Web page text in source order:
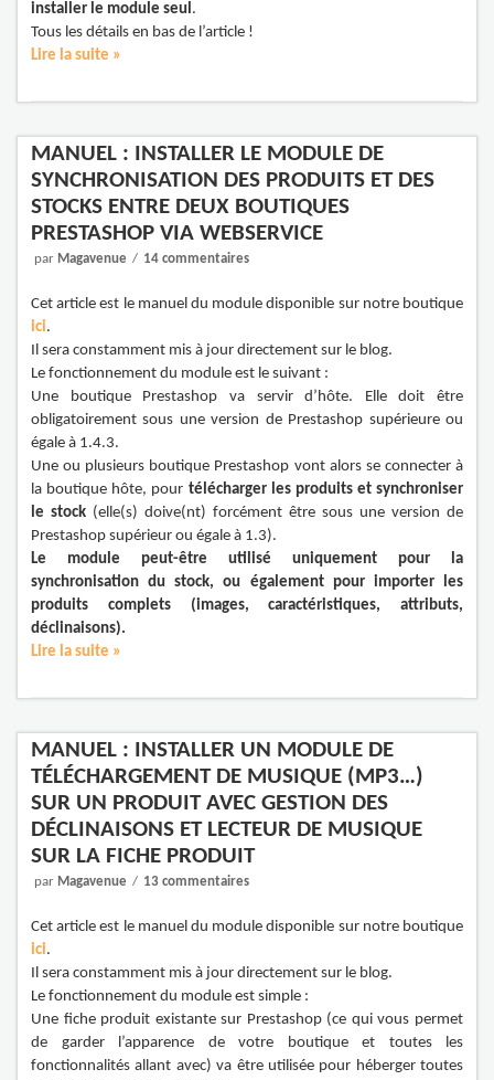
installer le module seul.
Tous les détails en bas de l’article !
Lire la suite »
MANUEL : INSTALLER LE MODULE DE
SYNCHRONISATION DES PRODUITS ET DES
STOCKS ENTRE DEUX BOUTIQUES
PRESTASHOP VIA WEBSERVICE
par Magavenue 14 commentaires
Cet article est le manuel du module disponible sur notre boutique
ici.
Il sera constamment mis à jour directement sur le blog.
Le fonctionnement du module est le suivant :
Une boutique Prestashop va servir d’hôte. Elle doit être
obligatoirement sous une version de Prestashop supérieure ou
égale à 1.4.3.
Une ou plusieurs boutique Prestashop vont alors se connecter à
la boutique hôte, pour télécharger les produits et synchroniser
le stock (elle(s) doive(nt) forcément être sous une version de
Prestashop supérieur ou égale à 1.3).
Le module peut-être utilisé uniquement pour la
synchronisation du stock, ou également pour importer les
produits complets (images, caractéristiques, attributs,
déclinaisons).
Lire la suite »
MANUEL : INSTALLER UN MODULE DE
TÉLÉCHARGEMENT DE MUSIQUE (MP3…)
SUR UN PRODUIT AVEC GESTION DES
DÉCLINAISONS ET LECTEUR DE MUSIQUE
SUR LA FICHE PRODUIT
par Magavenue 13 commentaires
Cet article est le manuel du module disponible sur notre boutique
ici.
Il sera constamment mis à jour directement sur le blog.
Le fonctionnement du module est simple :
Une fiche produit existante sur Prestashop (ce qui vous permet
de garder l’apparence de votre boutique et toutes les
fonctionnalités allant avec) va être utilisée pour héberger toutes